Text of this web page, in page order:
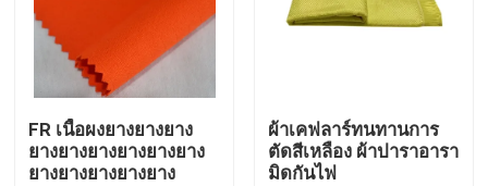
วิดีโอ
เกี่ยวกับเรา
ทัวร์โรงงาน
FR เนื้อผงยางยางยาง
ยางยางยางยางยางยาง
ยางยางยางยางยาง
ผ้าเคฟลาร์ทนทานการ
ตัดสีเหลือง ผ้าปาราอารา
มิดกันไฟ